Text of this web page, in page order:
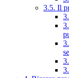
3.5. Il